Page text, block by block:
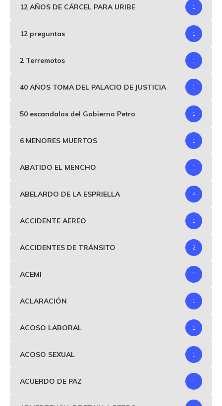
12 AÑOS DE CÁRCEL PARA URIBE 1
12 preguntas 1
2 Terremotos 1
40 AÑOS TOMA DEL PALACIO DE JUSTICIA 1
50 escandalos del Gobierno Petro 1
6 MENORES MUERTOS 1
ABATIDO EL MENCHO 1
ABELARDO DE LA ESPRIELLA 4
ACCIDENTE AEREO 1
ACCIDENTES DE TRÁNSITO 2
ACEMI 1
ACLARACIÓN 1
ACOSO LABORAL 1
ACOSO SEXUAL 1
ACUERDO DE PAZ 1